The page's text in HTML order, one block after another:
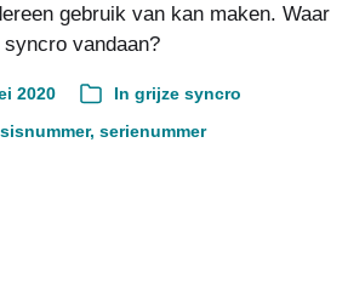
gebruik van kan maken. Waar
vandaan?
2020 In grijze syncro
, serienummer